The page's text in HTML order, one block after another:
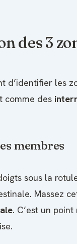
des 3
d’identifier les
comme des
membres
sous la
Massez
. C’est un